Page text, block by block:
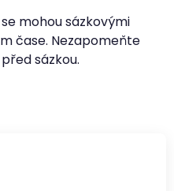
mohou sázkovými
čase. Nezapomeňte
sázkou.